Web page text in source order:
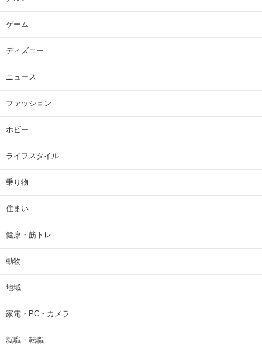
ゲーム
ディズニー
ニュース
ファッション
ホビー
ライフスタイル
乗り物
住まい
健康・筋トレ
動物
地域
家電・PC・カメラ
就職・転職